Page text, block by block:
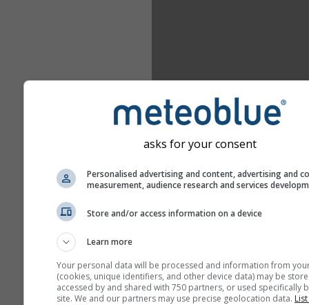
asks for your consent
Personalised advertising and content, advertising and
measurement, audience research and services
Store and/or access information on a device
Learn more
Your personal data will be processed and information from
(cookies, unique identifiers, and other device data) may be
accessed by and shared with 750 partners, or used specifically
site. We and our partners may use precise geolocation data.